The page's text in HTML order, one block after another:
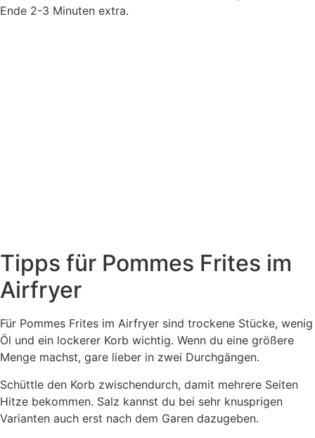
Ende 2-3 Minuten extra.
Tipps für Pommes Frites im
Airfryer
Für Pommes Frites im Airfryer sind trockene Stücke, wenig
Öl und ein lockerer Korb wichtig. Wenn du eine größere
Menge machst, gare lieber in zwei Durchgängen.
Schüttle den Korb zwischendurch, damit mehrere Seiten
Hitze bekommen. Salz kannst du bei sehr knusprigen
Varianten auch erst nach dem Garen dazugeben.